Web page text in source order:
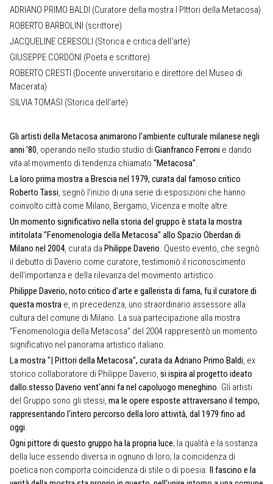
ADRIANO PRIMO BALDI (Curatore della mostra I PIttori della Metacosa)
ROBERTO BARBOLINI (scrittore)
JACQUELINE CERESOLI (Storica e critica dell'arte)
GIUSEPPE CORDONI (Poeta e scrittore)
ROBERTO CRESTI (Docente universitario e direttore del Museo di
Macerata)
SILVIA TOMASI (Storica dell'arte)
Gli artisti della Metacosa animarono l'ambiente culturale milanese negli
anni '80, operando nello studio studio di Gianfranco Ferroni e dando
vita al movimento di tendenza chiamato "Metacosa".
La loro prima mostra a Brescia nel 1979, curata dal famoso critico
Roberto Tassi, segnò l'inizio di una serie di esposizioni che hanno
coinvolto città come Milano, Bergamo, Vicenza e molte altre.
Un momento significativo nella storia del gruppo è stata la mostra
intitolata"Fenomenologia della Metacosa" allo Spazio Oberdan di
Milano nel 2004, curata da Philippe Daverio. Questo evento, che segnò
il debutto di Daverio come curatore, testimoniò il riconoscimento
dell'importanza e della rilevanza del movimento artistico.
Philippe Daverio, noto critico d'arte e gallerista di fama, fu il curatore di
questa mostra e, in precedenza, uno straordinario assessore alla
cultura del comune di Milano. La sua partecipazione alla mostra
"Fenomenologia della Metacosa" del 2004 rappresentò un momento
significativo nel panorama artistico italiano.
La mostra "| Pittori della Metacosa", curata da Adriano Primo Baldi, ex
storico collaboratore di Philippe Daverio, si ispira al progetto ideato
dallo stesso Daverio vent'anni fa nel capoluogo meneghino. Gli artisti
del Gruppo sono gli stessi, ma le opere esposte attraversano il tempo,
rappresentando l'intero percorso della loro attività, dal 1979 fino ad
oggi.
Ogni pittore di questo gruppo ha la propria luce; la qualità e la sostanza
della luce essendo diversa in ognuno di loro; la coincidenza di
poetica non comporta coincidenza di stile o di poesia. II fascino e la